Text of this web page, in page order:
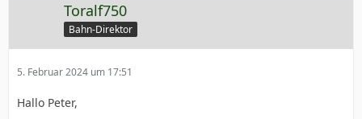
Toralf750
Bahn-Direktor
5. Februar 2024 um 17:51
Hallo Peter,